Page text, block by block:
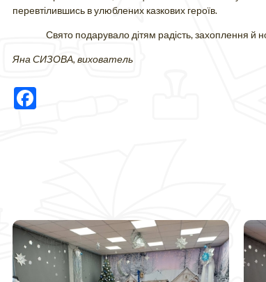
перевтілившись в улюблених казкових героїв.
Свято подарувало дітям радість, захоплення й
Яна СИЗОВА, вихователь
Facebook